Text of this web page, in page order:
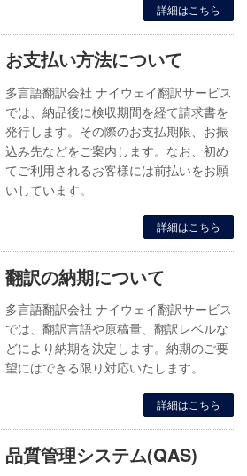
詳細はこちら
お支払い方法について
多言語翻訳会社 ナイウェイ翻訳サービス
では、納品後に検収期間を経て請求書を
発行します。その際のお支払期限、お振
込み先などをご案内します。なお、初め
てご利用されるお客様には前払いをお願
いしています。
詳細はこちら
翻訳の納期について
多言語翻訳会社 ナイウェイ翻訳サービス
では、翻訳言語や原稿量、翻訳レベルな
どにより納期を決定します。納期のご要
望にはできる限り対応いたします。
詳細はこちら
品質管理システム(QAS)